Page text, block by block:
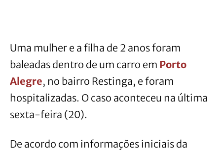
Uma mulher e a filha de 2 anos foram
baleadas dentro de um carro em Porto
Alegre, no bairro Restinga, e foram
hospitalizadas. O caso aconteceu na última
sexta-feira (20).
De acordo com informações iniciais da